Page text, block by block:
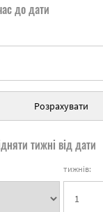
до дати
Розрахувати
тижні від дати
тижнів: